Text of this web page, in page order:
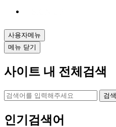
사용자메뉴
메뉴 닫기
사이트 내 전체검색
검색
인기검색어